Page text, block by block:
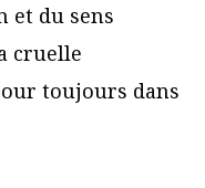
et du sens
cruelle
toujours dans